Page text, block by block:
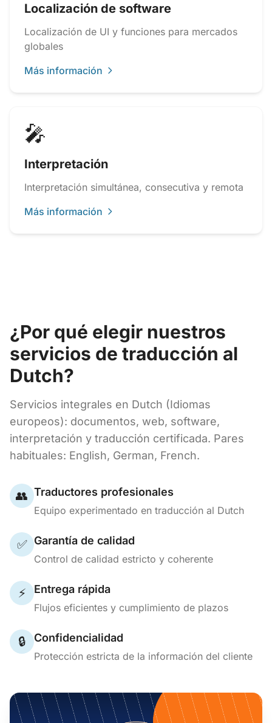
Localización de software
Localización de UI y funciones para mercados
globales
Más información
🎤
Interpretación
Interpretación simultánea, consecutiva y remota
Más información
¿Por qué elegir nuestros
servicios de traducción al
Dutch?
Servicios integrales en Dutch (Idiomas
europeos): documentos, web, software,
interpretación y traducción certificada. Pares
habituales: English, German, French.
👥 Traductores profesionales
Equipo experimentado en traducción al Dutch
✅ Garantía de calidad
Control de calidad estricto y coherente
⚡ Entrega rápida
Flujos eficientes y cumplimiento de plazos
🔒 Confidencialidad
Protección estricta de la información del cliente